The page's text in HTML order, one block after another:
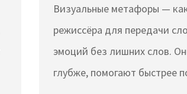
Визуальные метафоры —
режиссёра для передачи
эмоций без лишних слов.
глубже, помогают быстрее